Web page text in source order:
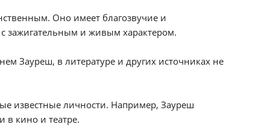
Оно имеет благозвучие и
зажигательным и живым характером.
Зауреш, в литературе и других источниках не
известные личности. Например, Зауреш
в кино и театре.